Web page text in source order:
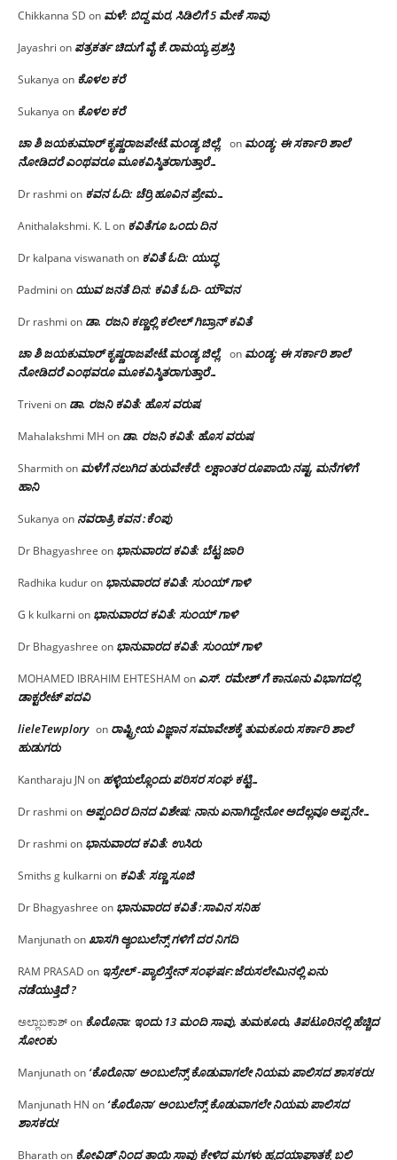
Chikkanna SD on ಮಳೆ: ಬಿದ್ದ ಮರ, ಸಿಡಿಲಿಗೆ 5 ಮೇಕೆ ಸಾವು
Jayashri on ಪತ್ರಕರ್ತ ಚಿದುಗೆ ವೈ.ಕೆ.ರಾಮಯ್ಯ ಪ್ರಶಸ್ತಿ
Sukanya on ಕೊಳಲ ಕರೆ
Sukanya on ಕೊಳಲ ಕರೆ
ಚಾ ಶಿ ಜಯಕುಮಾರ್ ಕೃಷ್ಣರಾಜಪೇಟೆ.ಮಂಡ್ಯ ಜಿಲ್ಲೆ. on ಮಂಡ್ಯ: ಈ ಸರ್ಕಾರಿ ಶಾಲೆ
ನೋಡಿದರೆ ಎಂಥವರೂ ಮೂಕವಿಸ್ಮಿತರಾಗುತ್ತಾರೆ…
Dr rashmi on ಕವನ ಓದಿ: ಚೆರ್ರಿ ಹೂವಿನ ಪ್ರೇಮ…
Anithalakshmi. K. Lon ಕವಿತೆಗೂ ಒಂದು ದಿನ
Dr kalpana viswanathon ಕವಿತೆ ಓದಿ: ಯುದ್ಧ
Padmini on ಯುವ ಜನತೆ ದಿನ: ಕವಿತೆ ಓದಿ- ಯೌವನ
Dr rashmi on ಡಾ. ರಜನಿ‌ ಕಣ್ಣಲ್ಲಿ ಕಲೀಲ್ ಗಿಬ್ರಾನ್ ಕವಿತೆ
ಚಾ ಶಿ ಜಯಕುಮಾರ್ ಕೃಷ್ಣರಾಜಪೇಟೆ.ಮಂಡ್ಯ ಜಿಲ್ಲೆ. on ಮಂಡ್ಯ: ಈ ಸರ್ಕಾರಿ ಶಾಲೆ
ನೋಡಿದರೆ ಎಂಥವರೂ ಮೂಕವಿಸ್ಮಿತರಾಗುತ್ತಾರೆ…
Triveni on ಡಾ. ರಜನಿ ಕವಿತೆ: ಹೊಸ ವರುಷ
Mahalakshmi MH on ಡಾ. ರಜನಿ ಕವಿತೆ: ಹೊಸ ವರುಷ
Sharmithon ಮಳೆಗೆ ನಲುಗಿದ ತುರುವೇಕೆರೆ: ಲಕ್ಷಾಂತರ ರೂಪಾಯಿ ನಷ್ಟ, ಮನೆಗಳಿಗೆ
ಹಾನಿ
Sukanya on ನವರಾತ್ರಿ ಕವನ :ಕೆಂಪು
Dr Bhagyashree on ಭಾನುವಾರದ ಕವಿತೆ: ಬೆಟ್ಟ ಜಾರಿ
Radhika kuduron ಭಾನುವಾರದ ಕವಿತೆ: ಸುಂಯ್ ಗಾಳಿ
G k kulkarni on ಭಾನುವಾರದ ಕವಿತೆ: ಸುಂಯ್ ಗಾಳಿ
Dr Bhagyashree on ಭಾನುವಾರದ ಕವಿತೆ: ಸುಂಯ್ ಗಾಳಿ
MOHAMED IBRAHIM EHTESHAM on ಎಸ್. ರಮೇಶ್ ಗೆ ಕಾನೂನು ವಿಭಾಗದಲ್ಲಿ
ಡಾಕ್ಟರೇಟ್ ಪದವಿ
lieleTewplory on ರಾಷ್ಟ್ರೀಯ ವಿಜ್ಞಾನ ಸಮಾವೇಶಕ್ಕೆ‌ ತುಮಕೂರು ಸರ್ಕಾರಿ ಶಾಲೆ
ಹುಡುಗರು
Kantharaju JN on ಹಳ್ಳಿಯಲ್ಲೊಂದು ಪರಿಸರ ಸಂಘ ಕಟ್ಟಿ…
Dr rashmi on ಅಪ್ಪಂದಿರ ದಿನದ ವಿಶೇಷ: ನಾನು ಏನಾಗಿದ್ದೇನೋ‌ ಅದೆಲ್ಲವೂ ಅಪ್ಪನೇ…
Dr rashmi on ಭಾನುವಾರದ ಕವಿತೆ: ಉಸಿರು
Smiths g kulkarni on ಕವಿತೆ: ಸಣ್ಣ ಸೂಜಿ
Dr Bhagyashree on ಭಾನುವಾರದ ಕವಿತೆ :ಸಾವಿನ ಸನಿಹ
Manjunathonಖಾಸಗಿ ಆ್ಯಂಬುಲೆನ್ಸ್ ಗಳಿಗೆ ದರ ನಿಗದಿ
RAM PRASAD on ಇಸ್ರೇಲ್ -ಪ್ಯಾಲಿಸ್ತೇನ್ ಸಂಘರ್ಷ:ಜೆರುಸಲೇಮಿನಲ್ಲಿ ಏನು
ನಡೆಯುತ್ತಿದೆ ?
ಅಲ್ಲಾಬಕಾಶ್on ಕೊರೊನಾ: ಇಂದು 13 ಮಂದಿ ಸಾವು, ತುಮಕೂರು, ತಿಪಟೂರಿನಲ್ಲಿ ಹೆಚ್ಚಿದ
ಸೋಂಕು
Manjunathon ‘ಕೊರೊನಾ’ ಅಂಬುಲೆನ್ಸ್ ಕೊಡುವಾಗಲೇ ನಿಯಮ ಪಾಲಿಸದ ಶಾಸಕರು!
Manjunath HN on ‘ಕೊರೊನಾ’ ಅಂಬುಲೆನ್ಸ್ ಕೊಡುವಾಗಲೇ ನಿಯಮ ಪಾಲಿಸದ
ಶಾಸಕರು!
Bharathon ಕೋವಿಡ್ ನಿಂದ ತಾಯಿ ಸಾವು ಕೇಳಿದ ಮಗಳು ಹೃದಯಾಘಾತಕ್ಕೆ ಬಲಿ